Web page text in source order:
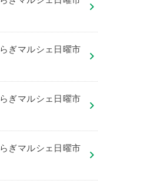
ぎマルシェ日曜市
ぎマルシェ日曜市
ぎマルシェ日曜市